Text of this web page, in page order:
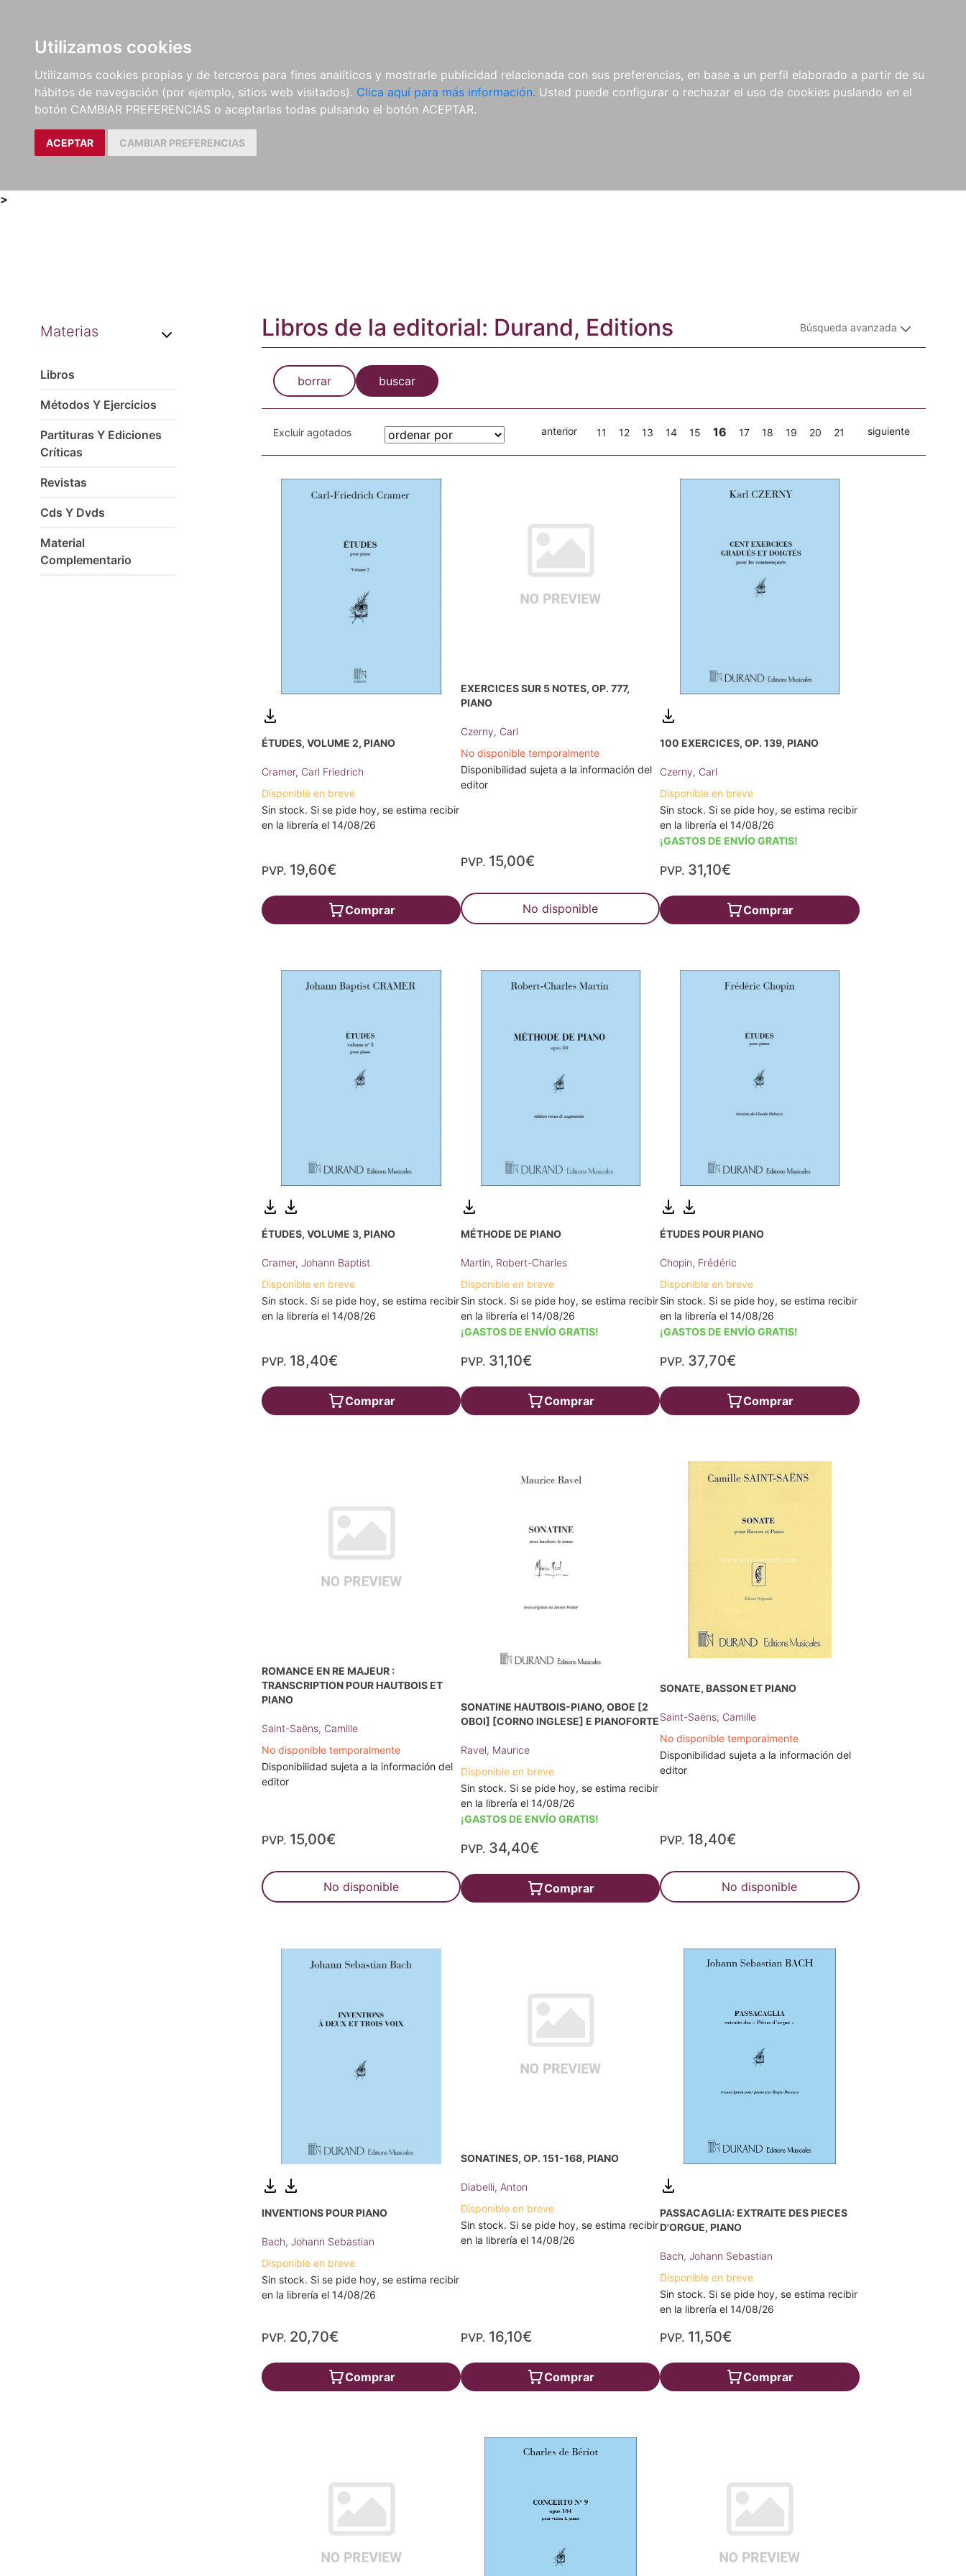
Utilizamos cookies
Utilizamos cookies propias y de terceros para fines analíticos y mostrarle publicidad relacionada con sus preferencias, en base a un perfil elaborado a partir de su
hábitos de navegación (por ejemplo, sitios web visitados). Clica aquí para más información. Usted puede configurar o rechazar el uso de cookies puslando en el
botón CAMBIAR PREFERENCIAS o aceptarlas todas pulsando el botón ACEPTAR.
ACEPTAR CAMBIAR PREFERENCIAS
LIBROS
MÉTODOS Y
EJERCICIOS
PARTITURAS Y EDICIONES
CRÍTICAS
REVISTAS
CDS Y
DVDS
MATERIAL
COMPLEMENTARIO
NOVEDADES NOTICIAS
COMPRAS
INSTITUCIONALES
>
Materias
Libros
Métodos Y Ejercicios
Partituras Y Ediciones
Críticas
Revistas
Cds Y Dvds
Material
Complementario
Libros de la editorial: Durand, Editions Búsqueda avanzada
borrar buscar
Excluir agotados anterior 11 12 13 14 15 16 17 18 19 20 21 siguiente
ÉTUDES, VOLUME 2, PIANO
Cramer, Carl Friedrich
Disponible en breve
Sin stock. Si se pide hoy, se estima recibir
en la librería el 14/08/26
PVP. 19,60€
Comprar
EXERCICES SUR 5 NOTES, OP. 777,
PIANO
Czerny, Carl
No disponible temporalmente
Disponibilidad sujeta a la información del
editor
PVP. 15,00€
No disponible
100 EXERCICES, OP. 139, PIANO
Czerny, Carl
Disponible en breve
Sin stock. Si se pide hoy, se estima recibir
en la librería el 14/08/26
¡GASTOS DE ENVÍO GRATIS!
PVP. 31,10€
Comprar
ÉTUDES, VOLUME 3, PIANO
Cramer, Johann Baptist
Disponible en breve
Sin stock. Si se pide hoy, se estima recibir
en la librería el 14/08/26
PVP. 18,40€
Comprar
MÉTHODE DE PIANO
Martin, Robert-Charles
Disponible en breve
Sin stock. Si se pide hoy, se estima recibir
en la librería el 14/08/26
¡GASTOS DE ENVÍO GRATIS!
PVP. 31,10€
Comprar
ÉTUDES POUR PIANO
Chopin, Frédéric
Disponible en breve
Sin stock. Si se pide hoy, se estima recibir
en la librería el 14/08/26
¡GASTOS DE ENVÍO GRATIS!
PVP. 37,70€
Comprar
ROMANCE EN RE MAJEUR :
TRANSCRIPTION POUR HAUTBOIS ET
PIANO
Saint-Saëns, Camille
No disponible temporalmente
Disponibilidad sujeta a la información del
editor
PVP. 15,00€
No disponible
SONATINE HAUTBOIS-PIANO, OBOE [2
OBOI] [CORNO INGLESE] E PIANOFORTE
Ravel, Maurice
Disponible en breve
Sin stock. Si se pide hoy, se estima recibir
en la librería el 14/08/26
¡GASTOS DE ENVÍO GRATIS!
PVP. 34,40€
Comprar
SONATE, BASSON ET PIANO
Saint-Saëns, Camille
No disponible temporalmente
Disponibilidad sujeta a la información del
editor
PVP. 18,40€
No disponible
INVENTIONS POUR PIANO
Bach, Johann Sebastian
Disponible en breve
Sin stock. Si se pide hoy, se estima recibir
en la librería el 14/08/26
PVP. 20,70€
Comprar
SONATINES, OP. 151-168, PIANO
Diabelli, Anton
Disponible en breve
Sin stock. Si se pide hoy, se estima recibir
en la librería el 14/08/26
PVP. 16,10€
Comprar
PASSACAGLIA: EXTRAITE DES PIECES
D'ORGUE, PIANO
Bach, Johann Sebastian
Disponible en breve
Sin stock. Si se pide hoy, se estima recibir
en la librería el 14/08/26
PVP. 11,50€
Comprar